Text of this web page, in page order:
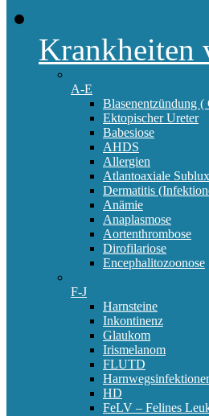
Krankheiten
A-E
Blasenentzündung (
Ektopischer Ureter
Babesiose
AHDS
Allergien
Atlantoaxiale
Dermatitis
Anämie
Anaplasmose
Aortenthrombose
Dirofilariose
Encephalitozoonose
F-J
Harnsteine
Inkontinenz
Glaukom
Irismelanom
FLUTD
HD
FeLV – Felines